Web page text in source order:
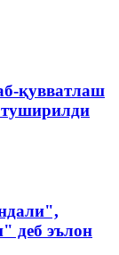
қувватлаш
деб эълон